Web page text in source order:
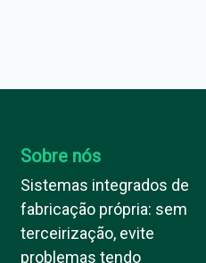
Sobre nós
Sistemas integrados de
fabricação própria: sem
terceirização, evite
problemas tendo